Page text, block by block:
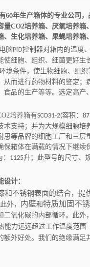
60年生产箱体的专业公司，
量CO2培养箱、厌氧培养箱
生化培养箱、果蝇培养箱
脑PID控制器对箱内的温度、
使细胞、组织、细菌更好生
境条件，使生物细胞、组
从而进行药物材料的鉴定
食品的生产等等。选定高
培养箱有SCO31-2(容积：
术支持；并为大规模细胞培
思等品牌的细胞工厂和三
箱体在满载的情况下继续
1125升；此型号的尺寸、
计：
和不锈钢表面的结合，
外， 内壁和特质加固不
氧化碳的内部循环。此外，
能力远远超过工作温度范围
额外好处。我们的绝缘满